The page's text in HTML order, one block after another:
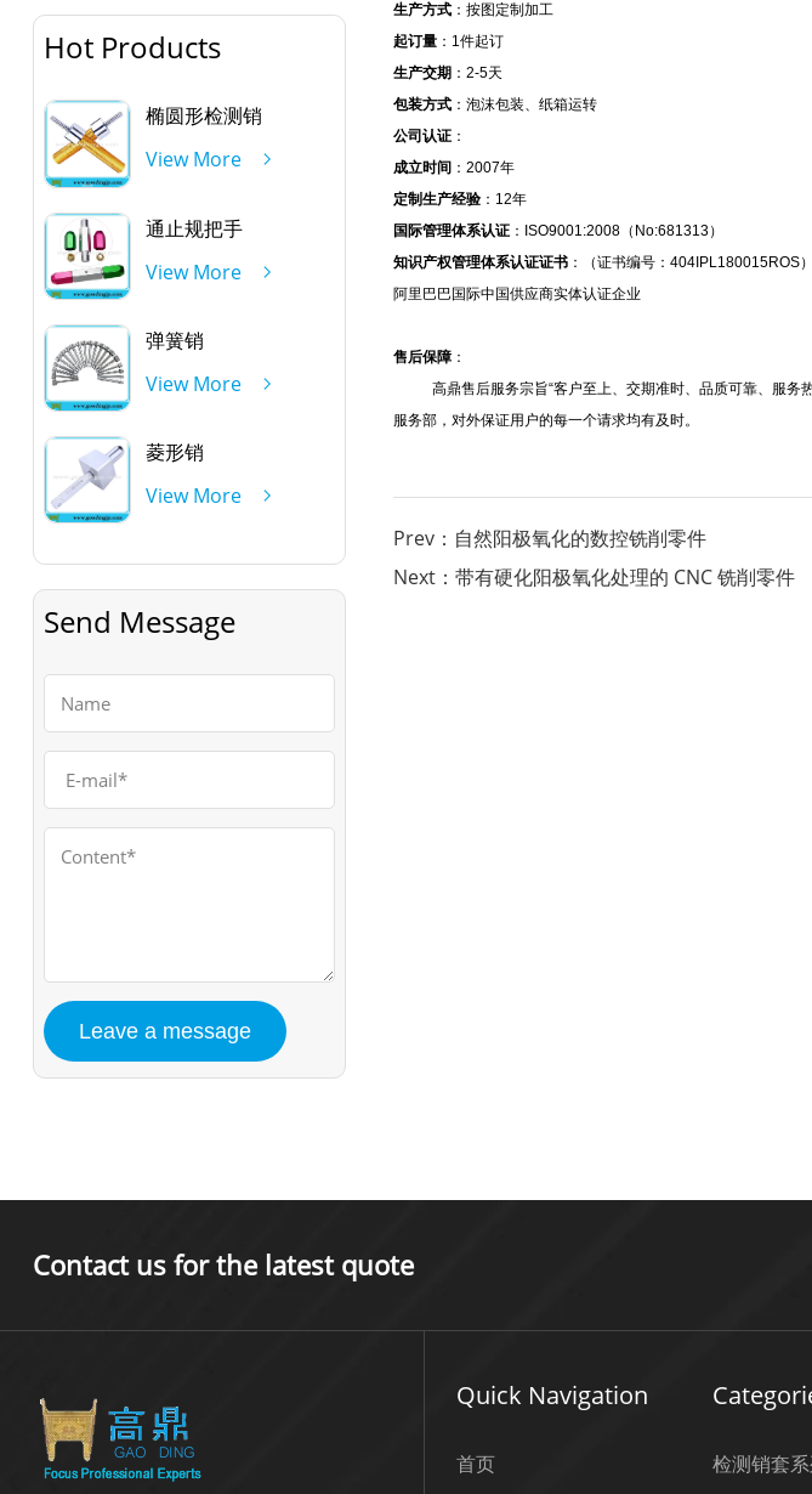
Hot Products
椭圆形检测销
View More
通止规把手
View More
弹簧销
View More
菱形销
View More
Send Message
生产方式：按图定制加工
起订量：1件起订
生产交期 ：2-5天
包装方式：泡沫包装、纸箱运转
公司认证：
成立时间 ：2007年
定制生产经验：12年
国际管理体系认证：ISO9001:2008（No:681313）
知识产权管理体系认证证书：（证书编号：404IPL180015ROS）
阿里巴巴国际中国供应商实体认证企业
售后保障：
高鼎售后服务宗旨“客户至上、交期准时、品质可靠、服
服务部，对外保证用户的每一个请求均有及时。
Prev：自然阳极氧化的数控铣削零件
Next：带有硬化阳极氧化处理的 CNC 铣削零件
Contact us for the latest quote
Quick Navigation
首页 检测销套